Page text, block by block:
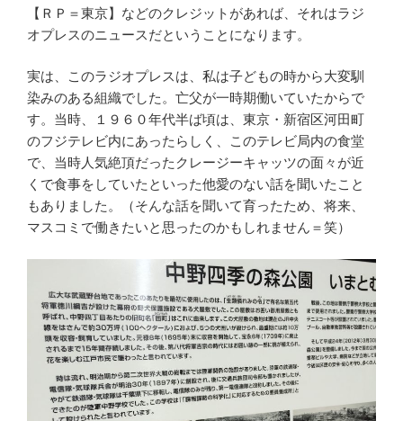
【ＲＰ＝東京】などのクレジットがあれば、それはラジ
オプレスのニュースだということになります。
実は、このラジオプレスは、私は子どもの時から大変馴
染みのある組織でした。亡父が一時期働いていたからで
す。当時、１９６０年代半ば頃は、東京・新宿区河田町
のフジテレビ内にあったらしく、このテレビ局内の食堂
で、当時人気絶頂だったクレージーキャッツの面々が近
くで食事をしていたといった他愛のない話を聞いたこと
もありました。（そんな話を聞いて育ったため、将来、
マスコミで働きたいと思ったのかもしれません＝笑）